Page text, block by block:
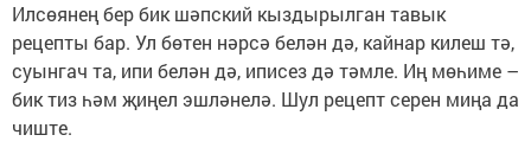
Илсөянең бер бик шәпский кыздырылган тавык
рецепты бар. Ул бөтен нәрсә белән дә, кайнар килеш тә,
суынгач та, ипи белән дә, иписез дә тәмле. Иң мөһиме –
бик тиз һәм җиңел эшләнелә. Шул рецепт серен миңа да
чиште.